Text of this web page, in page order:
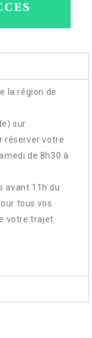
la région de
sur
réserver votre
de 8h30 à
avant 11h du
tous vos
votre trajet.